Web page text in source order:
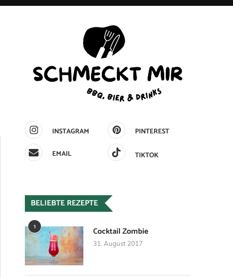
INSTAGRAM
PINTEREST
EMAIL
TIKTOK
BELIEBTE REZEPTE
1 Cocktail Zombie
31. August 2017